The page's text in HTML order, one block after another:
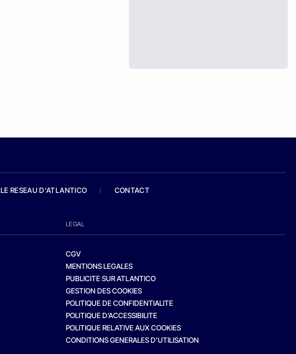
LE RESEAU D'ATLANTICO / CONTACT
LEGAL
CGV
MENTIONS LEGALES
PUBLICITE SUR ATLANTICO
GESTION DES COOKIES
POLITIQUE DE CONFIDENTIALITE
POLITIQUE D’ACCESSIBILITE
POLITIQUE RELATIVE AUX COOKIES
CONDITIONS GENERALES D’UTILISATION